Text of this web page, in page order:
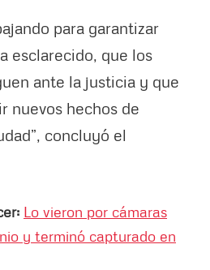
para garantizar
esclarecido, que los
ante la justicia y que
nuevos hechos de
concluyó el
Lo vieron por cámaras
y terminó capturado en